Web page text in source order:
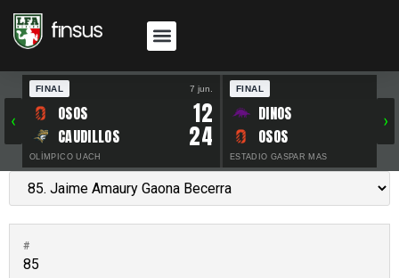
‹
FINAL 7 jun.
OSOS 12
CAUDILLOS 24
OLÍMPICO UACH
FINAL
DINOS
OSOS
ESTADIO GASPAR MAS
›
#
85